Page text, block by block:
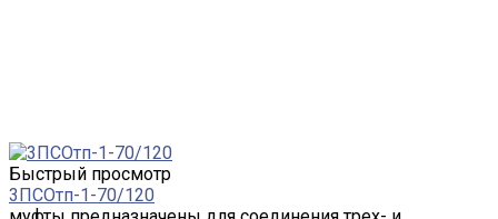
Быстрый просмотр
3ПСОтп-1-70/120